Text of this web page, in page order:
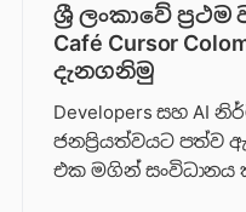
ශ්‍රී ලංකාවේ
Café Cursor
දැනගනිමු
Developers සහ
ජනප්‍රියත්වයට පත්ව ඇති
එක මගින් සංවිධානය